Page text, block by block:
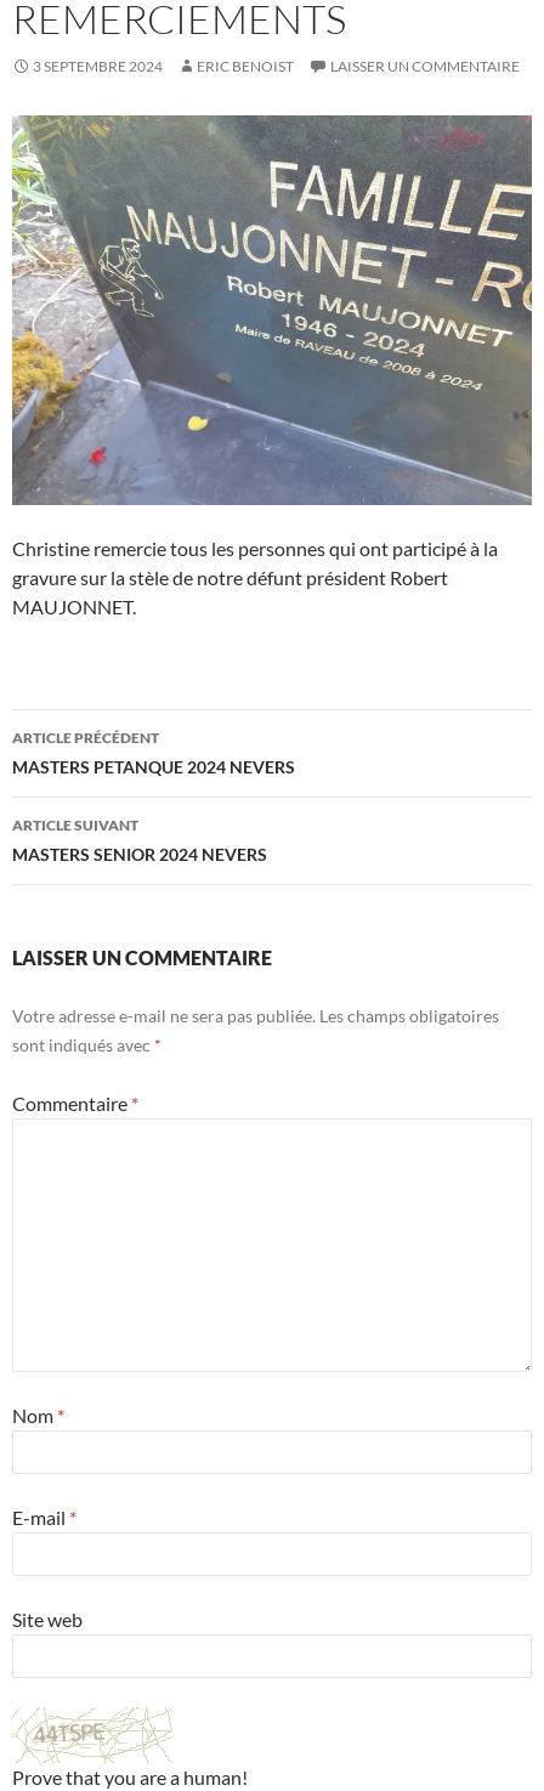
REMERCIEMENTS
3 SEPTEMBRE 2024 ERIC BENOIST LAISSER UN COMMENTAIRE
Christine remercie tous les personnes qui ont participé à la
gravure sur la stèle de notre défunt président Robert
MAUJONNET.
Navigation
des
articles
ARTICLE PRÉCÉDENT
MASTERS PETANQUE 2024 NEVERS
ARTICLE SUIVANT
MASTERS SENIOR 2024 NEVERS
LAISSER UN COMMENTAIRE
Votre adresse e-mail ne sera pas publiée. Les champs obligatoires
sont indiqués avec *
Commentaire *
Nom *
E-mail *
Site web
Prove that you are a human!